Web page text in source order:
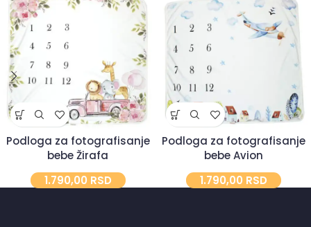
Podloga za fotografisanje
bebe Žirafa
1.790,00 RSD
Podloga za fotografisanje
bebe Avion
1.790,00 RSD